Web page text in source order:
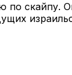
по скайпу.